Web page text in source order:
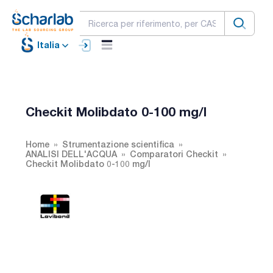
Italia
Checkit Molibdato 0-100 mg/l
Home
Strumentazione scientifica
ANALISI DELL'ACQUA
Comparatori Checkit
Checkit Molibdato 0-100 mg/l